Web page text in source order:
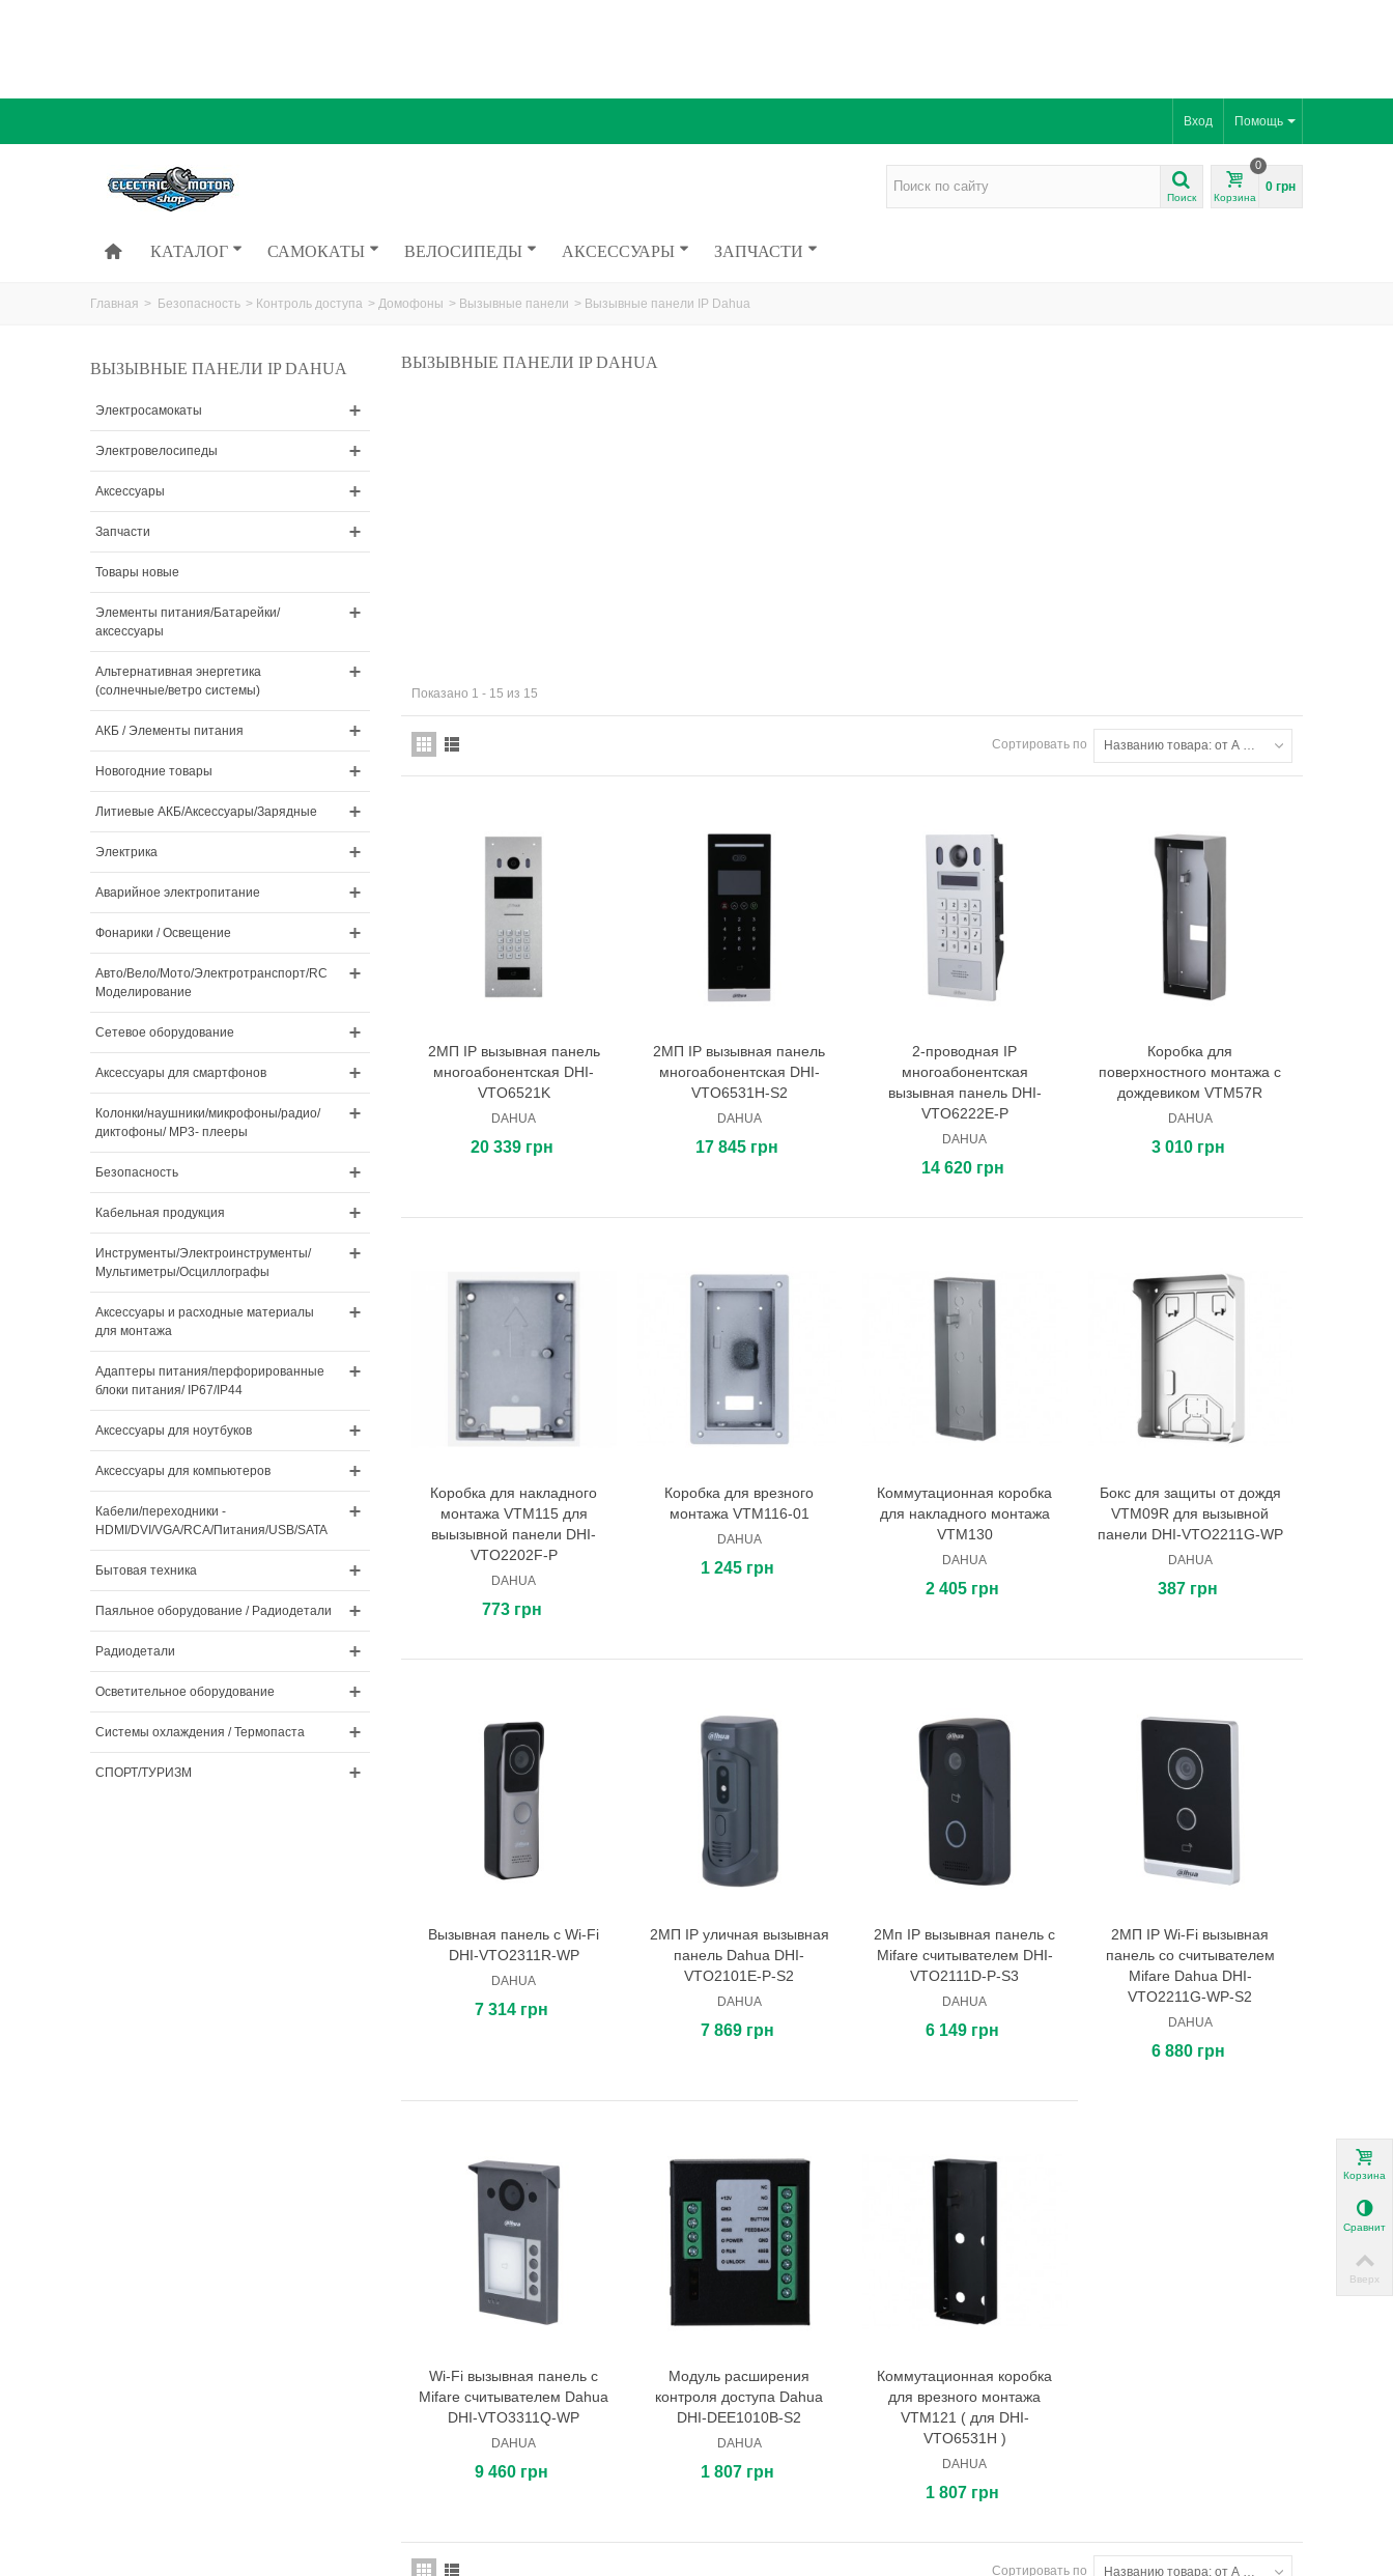
Помощь
Вход
Поиск Корзина
0
0 грн
КАТАЛОГ САМОКАТЫ ВЕЛОСИПЕДЫ АКСЕССУАРЫ ЗАПЧАСТИ
Главная > Безопасность > Контроль доступа > Домофоны > Вызывные панели > Вызывные панели IP Dahua
ВЫЗЫВНЫЕ ПАНЕЛИ IP DAHUA
Электросамокаты
Электровелосипеды
Аксессуары
Запчасти
Товары новые
Элементы питания/Батарейки/
аксессуары
Альтернативная энергетика
(солнечные/ветро системы)
АКБ / Элементы питания
Новогодние товары
Литиевые АКБ/Аксессуары/Зарядные
Электрика
Аварийное электропитание
Фонарики / Освещение
Авто/Вело/Мото/Электротранспорт/RC
Моделирование
Сетевое оборудование
Аксессуары для смартфонов
Колонки/наушники/микрофоны/радио/
диктофоны/ MP3- плееры
Безопасность
Кабельная продукция
Инструменты/Электроинструменты/
Мультиметры/Осциллографы
Аксессуары и расходные материалы
для монтажа
Адаптеры питания/перфорированные
блоки питания/ IP67/IP44
Аксессуары для ноутбуков
Аксессуары для компьютеров
Кабели/переходники -
HDMI/DVI/VGA/RCA/Питания/USB/SATA
Бытовая техника
Паяльное оборудование / Радиодетали
Радиодетали
Осветительное оборудование
Системы охлаждения / Термопаста
СПОРТ/ТУРИЗМ
ВЫЗЫВНЫЕ ПАНЕЛИ IP DAHUA
Показано 1 - 15 из 15
Сортировать по Названию товара: от А до Я
В корзину
2МП IP вызывная панель
многоабонентская DHI-
VTO6521K
DAHUA
20 339 грн
В корзину
2МП IP вызывная панель
многоабонентская DHI-
VTO6531H-S2
DAHUA
17 845 грн
В корзину
2-проводная IP
многоабонентская
вызывная панель DHI-
VTO6222E-P
DAHUA
14 620 грн
В корзину
Коробка для
поверхностного монтажа с
дождевиком VTM57R
DAHUA
3 010 грн
В корзину
Коробка для накладного
монтажа VTM115 для
выызывной панели DHI-
VTO2202F-P
DAHUA
773 грн
В корзину
Коробка для врезного
монтажа VTM116-01
DAHUA
1 245 грн
В корзину
Коммутационная коробка
для накладного монтажа
VTM130
DAHUA
2 405 грн
В корзину
Бокс для защиты от дождя
VTM09R для вызывной
панели DHI-VTO2211G-WP
DAHUA
387 грн
В корзину
Вызывная панель с Wi-Fi
DHI-VTO2311R-WP
DAHUA
7 314 грн
В корзину
2МП IP уличная вызывная
панель Dahua DHI-
VTO2101E-P-S2
DAHUA
7 869 грн
В корзину
2Мп IP вызывная панель с
Mifare считывателем DHI-
VTO2111D-P-S3
DAHUA
6 149 грн
В корзину
2МП IP Wi-Fi вызывная
панель cо считывателем
Mifare Dahua DHI-
VTO2211G-WP-S2
DAHUA
6 880 грн
В корзину
Wi-Fi вызывная панель c
Mifare считывателем Dahua
DHI-VTO3311Q-WP
DAHUA
9 460 грн
В корзину
Модуль расширения
контроля доступа Dahua
DHI-DEE1010B-S2
DAHUA
1 807 грн
В корзину
Коммутационная коробка
для врезного монтажа
VTM121 ( для DHI-
VTO6531H )
DAHUA
1 807 грн
Сортировать по Названию товара: от А до Я
Корзина
Сравнить
Вверх